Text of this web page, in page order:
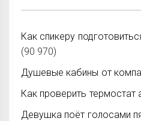
Как спикеру
(90 970)
Душевые кабины от
Как проверить термостат
Девушка поёт голосами